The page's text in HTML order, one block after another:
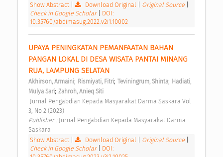
Show Abstract
Download Original Original Source
Check in Google Scholar
DOI:
10.35760/abdimasug.2022.v2i1.10002
UPAYA PENINGKATAN PEMANFAATAN BAHAN
PANGAN LOKAL DI DESA WISATA PANTAI MINANG
RUA, LAMPUNG SELATAN
Akhirson, Armaini; Rismiyati, Fitri; Teviningrum, Shinta; Hadiati,
Mulya Sari; Zahroh, Anieq Siti
3, No 2 (2023)
Publisher : Jurnal Pengabdian Kepada Masyarakat Darma
Saskara
Show Abstract
Download Original Original Source
Check in Google Scholar
DOI: